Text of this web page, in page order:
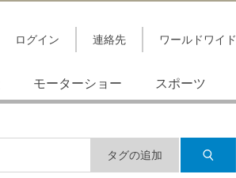
ログイン 連絡先 ワールドワイド
モーターショー スポーツ
タグの追加